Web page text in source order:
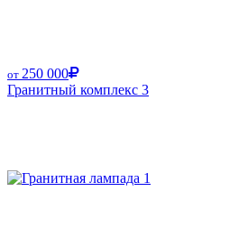
от 250 000
Гранитный комплекс 3